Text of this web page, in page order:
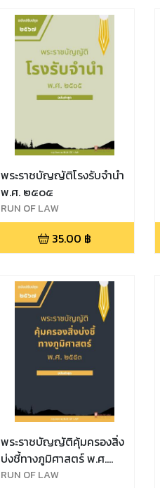
พระราชบัญญัติโรงรับจำนำ
พ.ศ. ๒๕๐๕
RUN OF LAW
35.00 ฿
พระราชบัญญัติคุ้มครองสิ่ง
บ่งชี้ทางภูมิศาสตร์ พ.ศ.
๒๕๔๖
RUN OF LAW